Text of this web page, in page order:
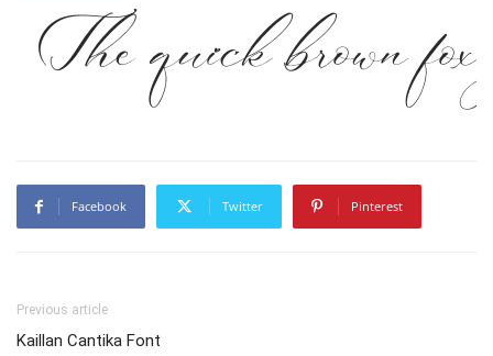
The quick brown
Facebook Twitter Pinterest
Previous article
Kaillan Cantika Font